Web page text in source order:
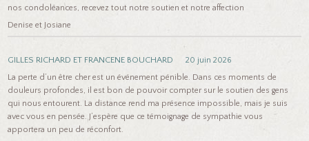
nos condoléances, recevez tout notre soutien et notre affection
Denise et Josiane
GILLES RICHARD ET FRANCENE BOUCHARD
20 juin 2026
La perte d’un être cher est un événement pénible. Dans ces moments de
douleurs profondes, il est bon de pouvoir compter sur le soutien des gens
qui nous entourent. La distance rend ma présence impossible, mais je suis
avec vous en pensée. J’espère que ce témoignage de sympathie vous
apportera un peu de réconfort.